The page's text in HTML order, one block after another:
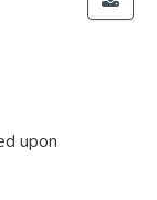
upon